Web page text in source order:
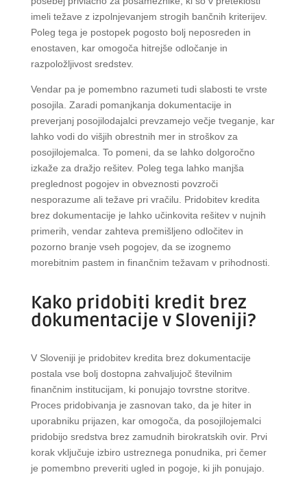
imeli težave z izpolnjevanjem strogih bančnih kriterijev.
Poleg tega je postopek pogosto bolj neposreden in
enostaven, kar omogoča hitrejše odločanje in
razpoložljivost sredstev.
Vendar pa je pomembno razumeti tudi slabosti te vrste
posojila. Zaradi pomanjkanja dokumentacije in
preverjanj posojilodajalci prevzamejo večje tveganje, kar
lahko vodi do višjih obrestnih mer in stroškov za
posojilojemalca. To pomeni, da se lahko dolgoročno
izkaže za dražjo rešitev. Poleg tega lahko manjša
preglednost pogojev in obveznosti povzroči
nesporazume ali težave pri vračilu. Pridobitev kredita
brez dokumentacije je lahko učinkovita rešitev v nujnih
primerih, vendar zahteva premišljeno odločitev in
pozorno branje vseh pogojev, da se izognemo
morebitnim pastem in finančnim težavam v prihodnosti.
Kako pridobiti kredit brez
dokumentacije v Sloveniji?
V Sloveniji je pridobitev kredita brez dokumentacije
postala vse bolj dostopna zahvaljujoč številnim
finančnim institucijam, ki ponujajo tovrstne storitve.
Proces pridobivanja je zasnovan tako, da je hiter in
uporabniku prijazen, kar omogoča, da posojilojemalci
pridobijo sredstva brez zamudnih birokratskih ovir. Prvi
korak vključuje izbiro ustreznega ponudnika, pri čemer
je pomembno preveriti ugled in pogoje, ki jih ponujajo.